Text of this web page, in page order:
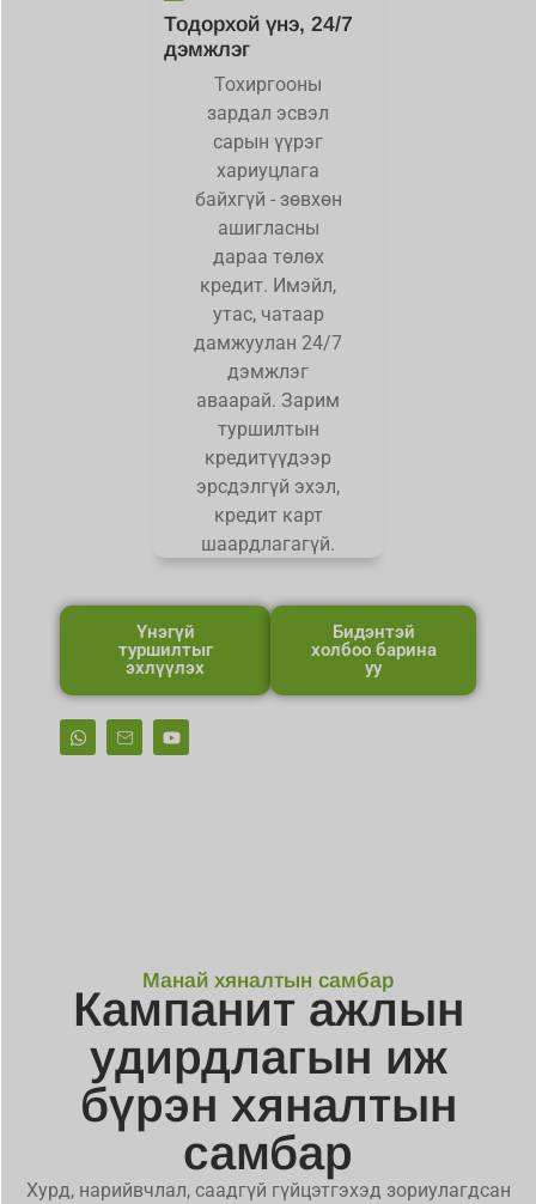
Тодорхой үнэ, 24/7
дэмжлэг
Тохиргооны
зардал эсвэл
сарын үүрэг
хариуцлага
байхгүй - зөвхөн
ашигласны
дараа төлөх
кредит. Имэйл,
утас, чатаар
дамжуулан 24/7
дэмжлэг
аваарай. Зарим
туршилтын
кредитүүдээр
эрсдэлгүй эхэл,
кредит карт
шаардлагагүй.
Үнэгүй
туршилтыг
эхлүүлэх
Бидэнтэй
холбоо барина
уу
Манай хяналтын самбар
Кампанит ажлын
удирдлагын иж
бүрэн хяналтын
самбар
Хурд, нарийвчлал, саадгүй гүйцэтгэхэд зориулагдсан